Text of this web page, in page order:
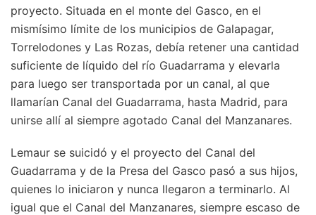
proyecto. Situada en el monte del Gasco, en el
mismísimo límite de los municipios de Galapagar,
Torrelodones y Las Rozas, debía retener una cantidad
suficiente de líquido del río Guadarrama y elevarla
para luego ser transportada por un canal, al que
llamarían Canal del Guadarrama, hasta Madrid, para
unirse allí al siempre agotado Canal del Manzanares.
Lemaur se suicidó y el proyecto del Canal del
Guadarrama y de la Presa del Gasco pasó a sus hijos,
quienes lo iniciaron y nunca llegaron a terminarlo. Al
igual que el Canal del Manzanares, siempre escaso de